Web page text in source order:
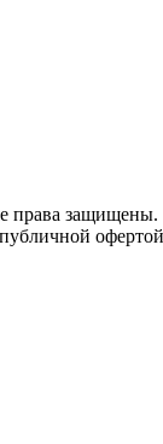
права защищены.
офертой